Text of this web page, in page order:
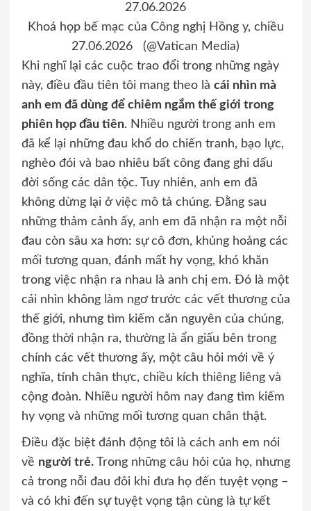
Khoá họp bế mạc của Công nghị Hồng y, chiều
27.06.2026 (@Vatican Media)
Khi nghĩ lại các cuộc trao đổi trong những ngày
này, điều đầu tiên tôi mang theo là cái nhìn mà
anh em đã dùng để chiêm ngắm thế giới trong
phiên họp đầu tiên. Nhiều người trong anh em
đã kể lại những đau khổ do chiến tranh, bạo lực,
nghèo đói và bao nhiêu bất công đang ghi dấu
đời sống các dân tộc. Tuy nhiên, anh em đã
không dừng lại ở việc mô tả chúng. Đằng sau
những thảm cảnh ấy, anh em đã nhận ra một nỗi
đau còn sâu xa hơn: sự cô đơn, khủng hoảng các
mối tương quan, đánh mất hy vọng, khó khăn
trong việc nhận ra nhau là anh chị em. Đó là một
cái nhìn không làm ngơ trước các vết thương của
thế giới, nhưng tìm kiếm căn nguyên của chúng,
đồng thời nhận ra, thường là ẩn giấu bên trong
chính các vết thương ấy, một câu hỏi mới về ý
nghĩa, tính chân thực, chiều kích thiêng liêng và
cộng đoàn. Nhiều người hôm nay đang tìm kiếm
hy vọng và những mối tương quan chân thật.
Điều đặc biệt đánh động tôi là cách anh em nói
về người trẻ.Trong những câu hỏi của họ, nhưng
cả trong nỗi đau đôi khi đưa họ đến tuyệt vọng –
và có khi đến sự tuyệt vọng tận cùng là tự kết